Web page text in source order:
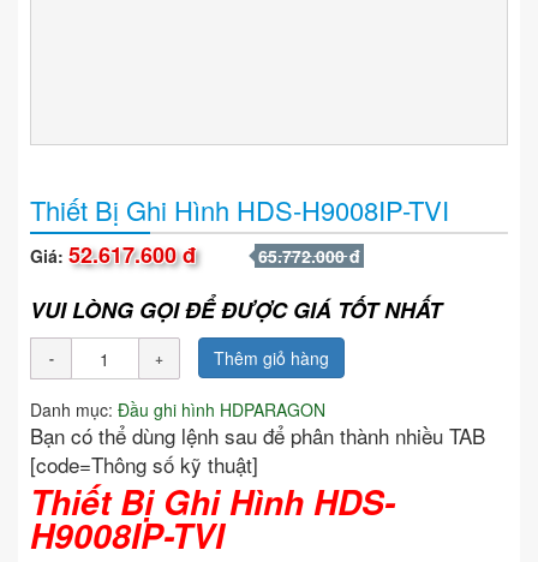
Thiết Bị Ghi Hình HDS-H9008IP-TVI
Giá: 52.617.600 đ 65.772.000 đ
VUI LÒNG GỌI ĐỂ ĐƯỢC GIÁ TỐT NHẤT
Thêm giỏ hàng
Danh mục: Đầu ghi hình HDPARAGON
Bạn có thể dùng lệnh sau để phân thành nhiều TAB
[code=Thông số kỹ thuật]
Thiết Bị Ghi Hình HDS-
H9008IP-TVI